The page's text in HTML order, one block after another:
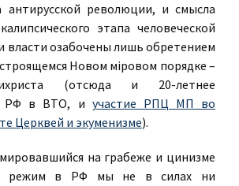
революции, и смысла
этапа человеческой
власти озабочены лишь обретением
Новом мiровом порядке –
(отсюда и 20-летнее
РФ в ВТО, и участие РПЦ МП во
Церквей и экуменизме).
на грабеже и цинизме
режим в РФ мы не в силах ни